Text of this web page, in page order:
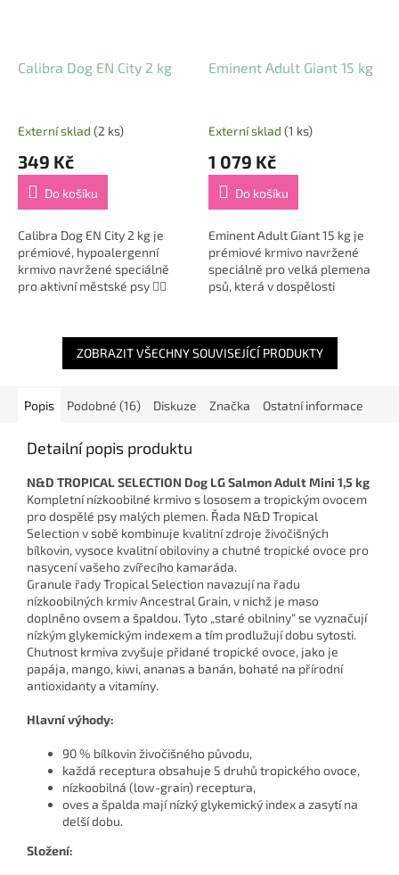
Calibra Dog EN City 2 kg
Externí sklad (2 ks)
349 Kč
Do košíku
Calibra Dog EN City 2 kg je
prémiové, hypoalergenní
krmivo navržené speciálně
pro aktivní městské psy 🐕‍🦺
Eminent Adult Giant 15 kg
Externí sklad (1 ks)
1 079 Kč
Do košíku
Eminent Adult Giant 15 kg je
prémiové krmivo navržené
speciálně pro velká plemena
psů, která v dospělosti
čímž se...
ZOBRAZIT VŠECHNY SOUVISEJÍCÍ PRODUKTY
Popis Podobné (16) Diskuze Značka Ostatní informace
Detailní popis produktu
N&D TROPICAL SELECTION Dog LG Salmon Adult Mini 1,5 kg
Kompletní nízkoobilné krmivo s lososem a tropickým ovocem
pro dospělé psy malých plemen. Řada N&D Tropical
Selection v sobě kombinuje kvalitní zdroje živočišných
bílkovin, vysoce kvalitní obiloviny a chutné tropické ovoce pro
nasycení vašeho zvířecího kamaráda.
Granule řady Tropical Selection navazují na řadu
nízkoobilných krmiv Ancestral Grain, v nichž je maso
doplněno ovsem a špaldou. Tyto „staré obilniny“ se vyznačují
nízkým glykemickým indexem a tím prodlužují dobu sytosti.
Chutnost krmiva zvyšuje přidané tropické ovoce, jako je
papája, mango, kiwi, ananas a banán, bohaté na přírodní
antioxidanty a vitamíny.
Hlavní výhody:
90 % bílkovin živočišného původu,
každá receptura obsahuje 5 druhů tropického ovoce,
nízkoobilná (low-grain) receptura,
oves a špalda mají nízký glykemický index a zasytí na
delší dobu.
Složení: